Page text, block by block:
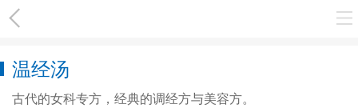
温经汤
古代的女科专方，经典的调经方与美容方。